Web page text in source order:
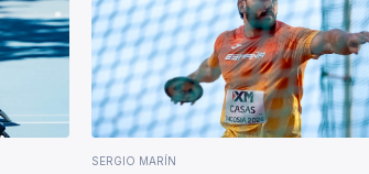
SERGIO MARÍN